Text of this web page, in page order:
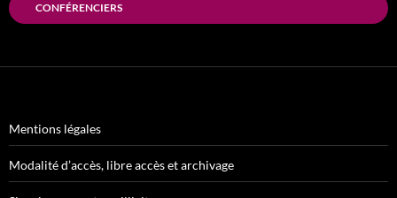
CONFÉRENCIERS
Mentions légales
Modalité d’accès, libre accès et archivage